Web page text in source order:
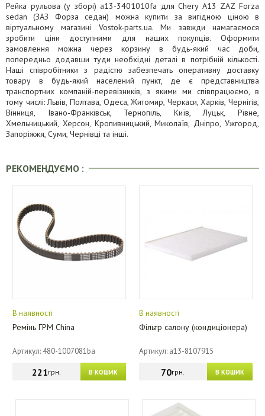
Рейка рульова (у зборі) a13-3401010fa для Chery A13 ZAZ Forza
sedan (ЗАЗ Форза седан) можна купити за вигідною ціною в
віртуальному магазині Vostok-parts.ua. Ми завжди намагаємося
зробити ціни доступними для наших покупців. Оформити
замовлення можна через корзину в будь-який час доби,
попередньо додавши туди необхідні деталі в потрібній кількості.
Наші співробітники з радістю забезпечать оперативну доставку
товару в будь-який населений пункт, де є представництва
транспортних компаній-перевізників, з якими ми співпрацюємо, в
тому числі: Львів, Полтава, Одеса, Житомир, Черкаси, Харків, Чернігів,
Вінниця, Івано-Франківськ, Тернопіль, Київ, Луцьк, Рівне,
Хмельницький, Херсон, Кропивницький, Миколаїв, Дніпро, Ужгород,
Запоріжжя, Суми, Чернівці та інші.
РЕКОМЕНДУЄМО :
В наявності
Ремінь ГРМ China
Артикул: 480-1007081ba
В КОШИК
221грн.
В наявності
Фільтр салону (кондиціонера)
Артикул: a13-8107915
В КОШИК
70грн.